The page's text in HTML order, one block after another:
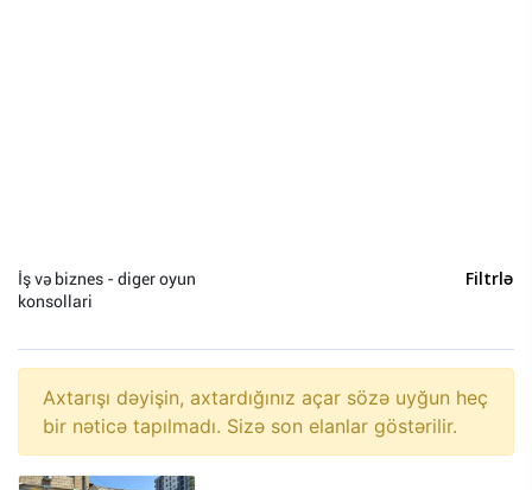
İş və biznes - diger oyun
konsollari
Filtrlə
Axtarışı dəyişin, axtardığınız açar sözə uyğun heç
bir nəticə tapılmadı. Sizə son elanlar göstərilir.